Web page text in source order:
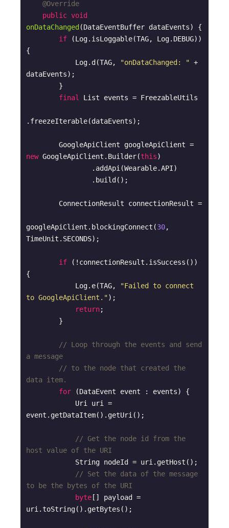
@Override
public void
onDataChanged (DataEventBuffer dataEvents)
{
if (Log.isLoggable(TAG, Log.DEBUG))
{
            Log.d(TAG,
"onDataChanged: " +
dataEvents);
final
List events = FreezableUtils
.freezeIterable(dataEvents);
new GoogleApiClient.Builder(this)
googleApiClient.blockingConnect(30,
TimeUnit.SECONDS);
if (!connectionResult.isSuccess())
{
            Log.e(TAG,
"Failed to connect
to GoogleApiClient.");
return;
// Loop through the events and send
a message
// to the node that created the
data item.
for (DataEvent event : events) {
event.getDataItem().getUri();
// Get the node id from the
host value of the URI
// Set the data of the message
to be the bytes of the URI
byte [] payload =
uri.toString().getBytes();